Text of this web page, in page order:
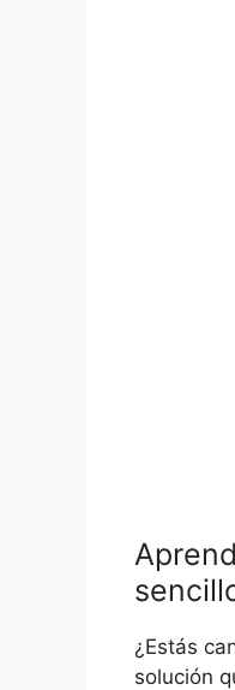
¿Estás
solución